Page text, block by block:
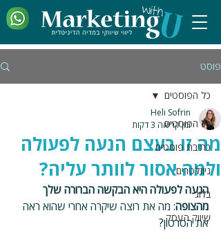
פוסט
כל הפוסטים
כתיבת פוסטים
ניוזלטרים
בלוג
שיווק העסק
כל הפוסטים
מה זו בעצם הנעה לפעולה
ולמה אסור לוותר עליה?
Heli Sofrin
זמן קריאה 3 דקות
הנעה לפעולההיא הבקשה הברורה שלך
מהצופה: מה את רוצה שיקרה אחרי שהוא ראה
את הסרטון?